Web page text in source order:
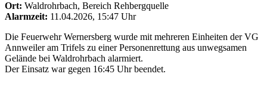
Ort: Waldrohrbach, Bereich Rehbergquelle
Alarmzeit: 11.04.2026, 15:47 Uhr
Die Feuerwehr Wernersberg wurde mit mehreren Einheiten der VG
Annweiler am Trifels zu einer Personenrettung aus unwegsamen
Gelände bei Waldrohrbach alarmiert.
Der Einsatz war gegen 16:45 Uhr beendet.